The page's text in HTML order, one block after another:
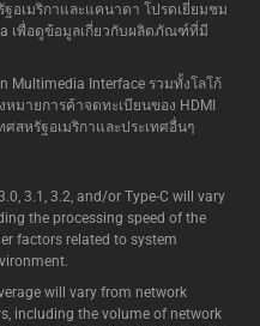
อเมริกาและแคนาดา โปรดเยี่ยมชม
เพื่อดูข้อมูลเกี่ยวกับผลิตภัณฑ์ที่มี
Multimedia Interface รวมทั้งโลโก้
หมายการค้าจดทะเบียนของ HDMI
ศสหรัฐอเมริกาและประเทศอื่นๆ
3.1, 3.2, and/or Type-C will vary
the processing speed of the
factors related to system
will vary from network
including the volume of network